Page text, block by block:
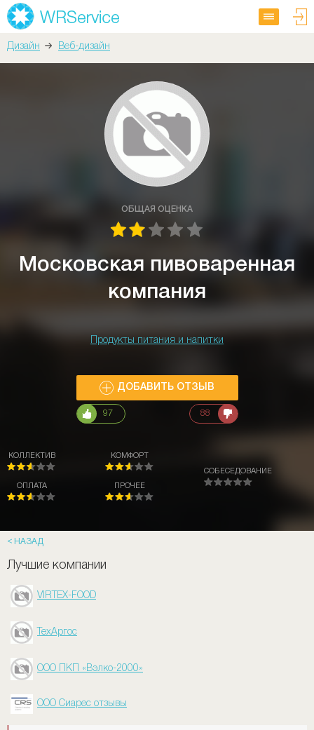
Дизайн Веб-дизайн
ОБЩАЯ ОЦЕНКА
Московская пивоваренная
компания
Продукты питания и напитки
ДОБАВИТЬ ОТЗЫВ
97 88
КОЛЛЕКТИВ
ОПЛАТА
КОМФОРТ
ПРОЧЕЕ
СОБЕСЕДОВАНИЕ
НАЗАД
Лучшие компании
VIRTEX-FOOD
ТехАргос
ООО ПКП «Вэлко-2000»
ООО Сиарес отзывы